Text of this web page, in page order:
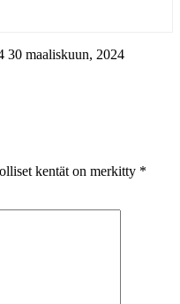
30 maaliskuun, 2024
kentät on merkitty *